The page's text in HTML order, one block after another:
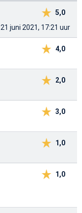
5,0
juni 2021, 17:21 uur
4,0
2,0
3,0
1,0
1,0